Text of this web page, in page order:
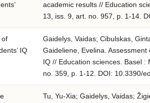
academic results // Education
13, iss. 9, art. no. 957, p. 1-14.
of
IQ
Gaidelys, Vaidas; Cibulskas,
Gaideliene, Evelina.
IQ // Education sciences. Basel :
no. 359, p. 1-12. DOI: 10.3390/
Tu, Yu-Xia; Gaidelys, Vaidas;